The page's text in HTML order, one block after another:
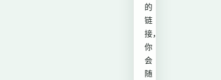
的
链
接，
你
会
随